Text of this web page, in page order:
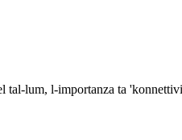
tal-lum, l-importanza ta